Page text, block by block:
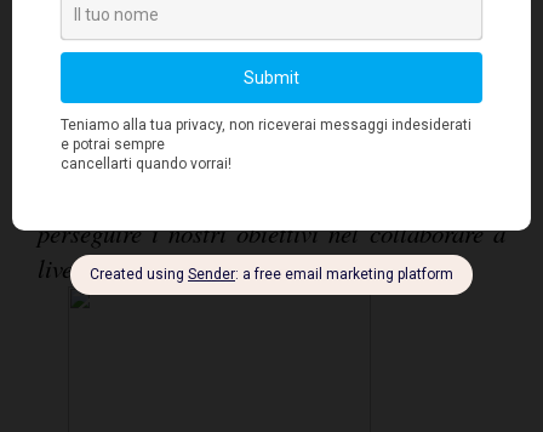
avuto l'obiettivo di coinvolgere più di 200
Imprenditori, italiani e spagnoli, per sei
settimane formandoli sulle logiche della
trasformazione digitale che sta avvenendo in
Cina e su come possono sfruttare questi trend
perseguire i nostri obiettivi nel collaborare a
livello locale per un successo globale".